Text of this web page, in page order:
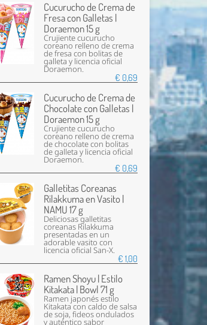
Cucurucho de Crema de
Fresa con Galletas |
Doraemon 15 g
Crujiente cucurucho
coreano relleno de crema
de fresa con bolitas de
galleta y licencia oficial
Doraemon.
€ 0,69
Cucurucho de Crema de
Chocolate con Galletas |
Doraemon 15 g
Crujiente cucurucho
coreano relleno de crema
de chocolate con bolitas
de galleta y licencia oficial
Doraemon.
€ 0,69
Galletitas Coreanas
Rilakkuma en Vasito |
NAMU 17 g
Deliciosas galletitas
coreanas Rilakkuma
presentadas en un
adorable vasito con
licencia oficial San-X.
€ 1,00
Ramen Shoyu | Estilo
Kitakata | Bowl 71 g
Ramen japonés estilo
Kitakata con caldo de salsa
de soja, fideos ondulados
y auténtico sabor